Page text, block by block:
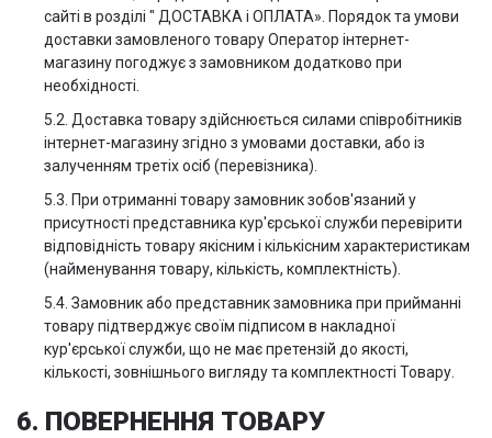
сайті в розділі " ДОСТАВКА і ОПЛАТА». Порядок та умови
доставки замовленого товару Оператор інтернет-
магазину погоджує з замовником додатково при
необхідності.
5.2. Доставка товару здійснюється силами співробітників
інтернет-магазину згідно з умовами доставки, або із
залученням третіх осіб (перевізника).
5.3. При отриманні товару замовник зобов'язаний у
присутності представника кур'єрської служби перевірити
відповідність товару якісним і кількісним характеристикам
(найменування товару, кількість, комплектність).
5.4. Замовник або представник замовника при прийманні
товару підтверджує своїм підписом в накладної
кур'єрської служби, що не має претензій до якості,
кількості, зовнішнього вигляду та комплектності Товару.
6. ПОВЕРНЕННЯ ТОВАРУ